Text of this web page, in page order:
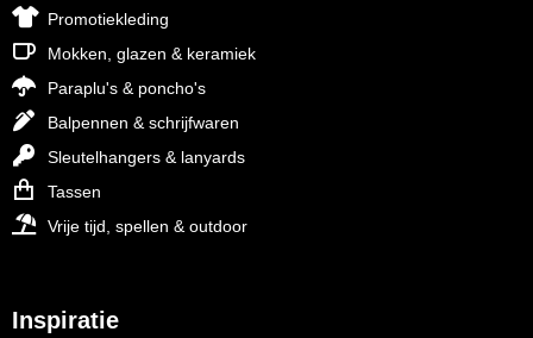
Promotiekleding
Mokken, glazen & keramiek
Paraplu's & poncho's
Balpennen & schrijfwaren
Sleutelhangers & lanyards
Tassen
Vrije tijd, spellen & outdoor
Inspiratie